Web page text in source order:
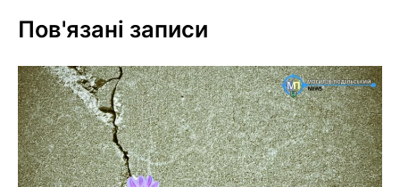
Пов'язані записи